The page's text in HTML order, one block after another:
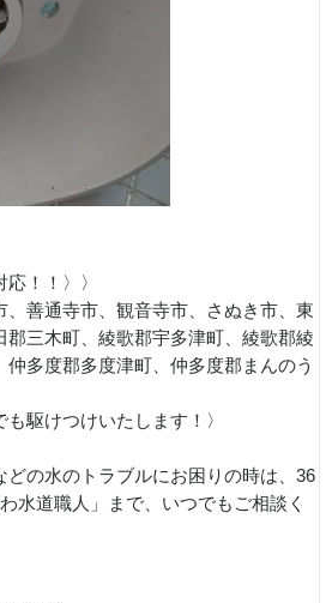
応！！〉〉
、善通寺市、観音寺市、さぬき市、東
郡三木町、綾歌郡宇多津町、綾歌郡綾
仲多度郡多度津町、仲多度郡まんのう
も駆けつけいたします！〉
どの水のトラブルにお困りの時は、36
水道職人」まで、いつでもご相談く